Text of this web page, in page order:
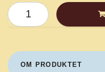
OM PRODUKTET